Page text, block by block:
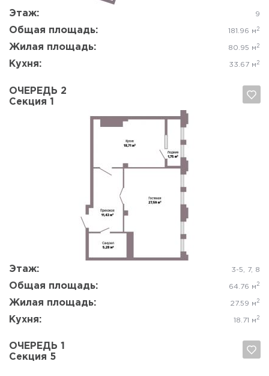
Этаж: 9
Общая площадь: 181.96 м 2
Жилая площадь: 80.95 м 2
Кухня: 33.67 м 2
ОЧЕРЕДЬ 2
Секция 1
Этаж: 3-5, 7, 8
Общая площадь: 64.76 м 2
Жилая площадь: 27.59 м 2
Кухня: 18.71 м 2
Да, удалить
ОЧЕРЕДЬ 1
Секция 5